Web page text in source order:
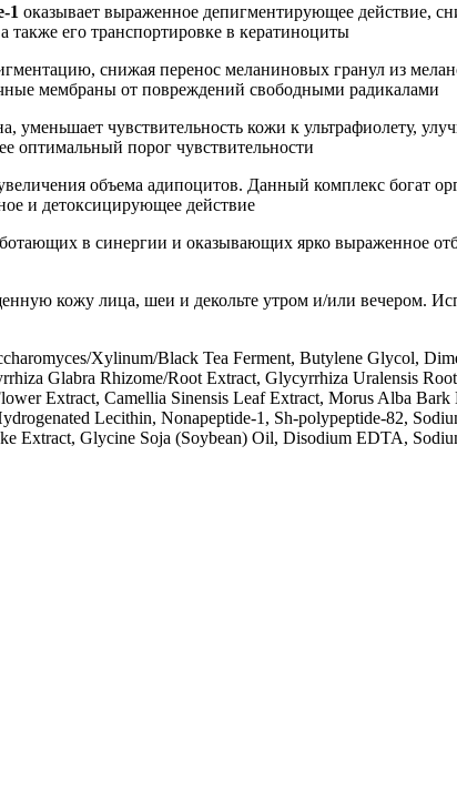
1 оказывает выраженное депигментирующее действие,
его транспортировке в кератиноциты
снижая перенос меланиновых гранул из
мембраны от повреждений свободными радикалами
уменьшает чувствительность кожи к ультрафиолету,
оптимальный порог чувствительности
объема адипоцитов. Данный комплекс богат
и детоксицирующее действие
в синергии и оказывающих ярко выраженное
кожу лица, шеи и декольте утром и/или вечером.
Xylinum/Black Tea Ferment, Butylene Glycol,
Glabra Rhizome/Root Extract, Glycyrrhiza Uralensis
Extract, Camellia Sinensis Leaf Extract, Morus Alba
Lecithin, Nonapeptide-1, Sh-polypeptide-82,
Extract, Glycine Soja (Soybean) Oil, Disodium EDTA,